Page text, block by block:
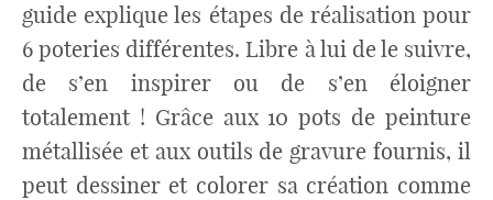
guide explique les étapes de réalisation pour
6 poteries différentes. Libre à lui de le suivre,
de s’en inspirer ou de s’en éloigner
totalement ! Grâce aux 10 pots de peinture
métallisée et aux outils de gravure fournis, il
peut dessiner et colorer sa création comme